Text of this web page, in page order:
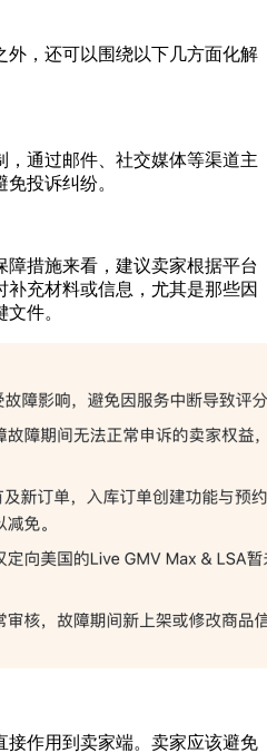
外，还可以围绕以下几方面化解
通过邮件、社交媒体等渠道主
投诉纠纷。
障措施来看，建议卖家根据平台
充材料或信息，尤其是那些因
件。
接作用到卖家端。卖家应该避免